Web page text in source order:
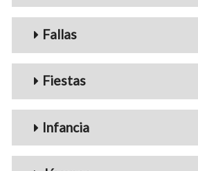
Fallas
Fiestas
Infancia